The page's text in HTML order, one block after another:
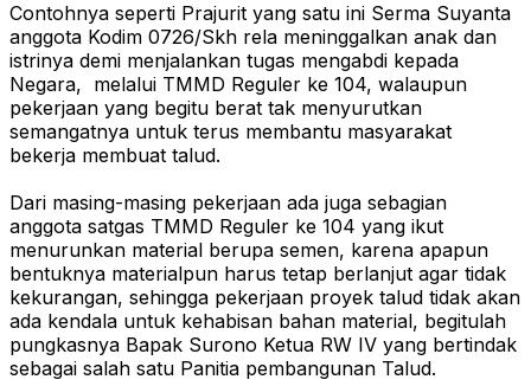
Contohnya seperti Prajurit yang satu ini Serma Suyanta
anggota Kodim 0726/Skh rela meninggalkan anak dan
istrinya demi menjalankan tugas mengabdi kepada
Negara, melalui TMMD Reguler ke 104, walaupun
pekerjaan yang begitu berat tak menyurutkan
semangatnya untuk terus membantu masyarakat
bekerja membuat talud.
Dari masing-masing pekerjaan ada juga sebagian
anggota satgas TMMD Reguler ke 104 yang ikut
menurunkan material berupa semen, karena apapun
bentuknya materialpun harus tetap berlanjut agar tidak
kekurangan, sehingga pekerjaan proyek talud tidak akan
ada kendala untuk kehabisan bahan material, begitulah
pungkasnya Bapak Surono Ketua RW IV yang bertindak
sebagai salah satu Panitia pembangunan Talud.